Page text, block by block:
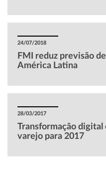
24/07/2018
FMI reduz previsão
América Latina
28/03/2017
Transformação digital
varejo para 2017